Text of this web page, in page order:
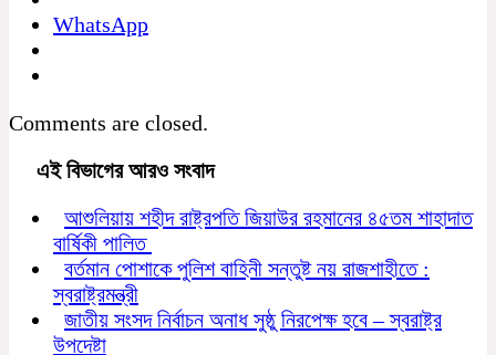
WhatsApp
Comments are closed.
এই বিভাগের আরও সংবাদ
আশুলিয়ায় শহীদ রাষ্ট্রপতি জিয়াউর রহমানের ৪৫তম শাহাদাত
বার্ষিকী পালিত
বর্তমান পোশাকে পুলিশ বাহিনী সন্তুষ্ট নয় রাজশাহীতে :
স্বরাষ্ট্রমন্ত্রী
জাতীয় সংসদ নির্বাচন অনাধ সুষ্ঠু নিরপেক্ষ হবে – স্বরাষ্ট্র
উপদেষ্টা